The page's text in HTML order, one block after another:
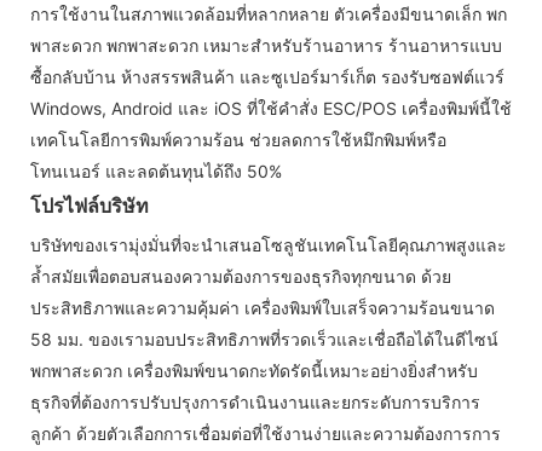
การใช้งานในสภาพแวดล้อมที่หลากหลาย ตัวเครื่องมีขนาดเล็ก พก
พาสะดวก พกพาสะดวก เหมาะสำหรับร้านอาหาร ร้านอาหารแบบ
ซื้อกลับบ้าน ห้างสรรพสินค้า และซูเปอร์มาร์เก็ต รองรับซอฟต์แวร์
Windows, Android และ iOS ที่ใช้คำสั่ง ESC/POS เครื่องพิมพ์นี้ใช้
เทคโนโลยีการพิมพ์ความร้อน ช่วยลดการใช้หมึกพิมพ์หรือ
โทนเนอร์ และลดต้นทุนได้ถึง 50%
โปรไฟล์บริษัท
บริษัทของเรามุ่งมั่นที่จะนำเสนอโซลูชันเทคโนโลยีคุณภาพสูงและ
ล้ำสมัยเพื่อตอบสนองความต้องการของธุรกิจทุกขนาด ด้วย
ประสิทธิภาพและความคุ้มค่า เครื่องพิมพ์ใบเสร็จความร้อนขนาด
58 มม. ของเรามอบประสิทธิภาพที่รวดเร็วและเชื่อถือได้ในดีไซน์
พกพาสะดวก เครื่องพิมพ์ขนาดกะทัดรัดนี้เหมาะอย่างยิ่งสำหรับ
ธุรกิจที่ต้องการปรับปรุงการดำเนินงานและยกระดับการบริการ
ลูกค้า ด้วยตัวเลือกการเชื่อมต่อที่ใช้งานง่ายและความต้องการการ